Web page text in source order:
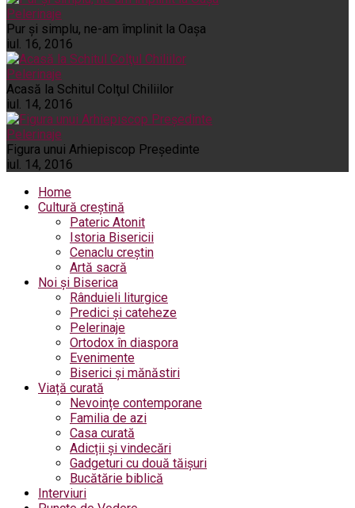
Pelerinaje
Pur şi simplu, ne-am împlinit la Oaşa
iul. 16, 2016
Pelerinaje
Acasă la Schitul Colţul Chiliilor
iul. 14, 2016
Pelerinaje
Figura unui Arhiepiscop Preşedinte
iul. 14, 2016
Home
Cultură creștină
Pateric Atonit
Istoria Bisericii
Cenaclu creștin
Artă sacră
Noi și Biserica
Rânduieli liturgice
Predici și cateheze
Pelerinaje
Ortodox în diaspora
Evenimente
Biserici și mănăstiri
Viață curată
Nevoințe contemporane
Familia de azi
Casa curată
Adicții și vindecări
Gadgeturi cu două tăișuri
Bucătărie biblică
Interviuri